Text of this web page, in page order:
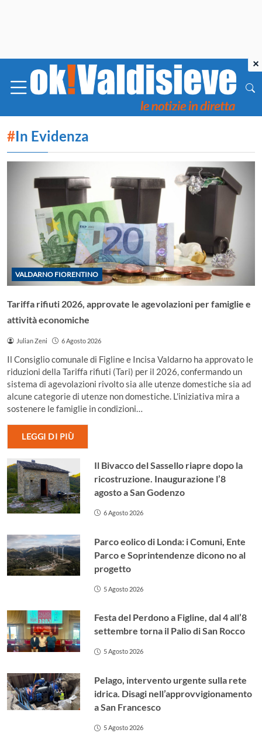
#In Evidenza
VALDARNO FIORENTINO
Tariffa rifiuti 2026, approvate le agevolazioni per famiglie e
attività economiche
Julian Zeni 6 Agosto 2026
Il Consiglio comunale di Figline e Incisa Valdarno ha approvato le
riduzioni della Tariffa rifiuti (Tari) per il 2026, confermando un
sistema di agevolazioni rivolto sia alle utenze domestiche sia ad
alcune categorie di utenze non domestiche. L'iniziativa mira a
sostenere le famiglie in condizioni…
LEGGI DI PIÙ
Il Bivacco del Sassello riapre dopo la
ricostruzione. Inaugurazione l’8
agosto a San Godenzo
6 Agosto 2026
Parco eolico di Londa: i Comuni, Ente
Parco e Soprintendenze dicono no al
progetto
5 Agosto 2026
Festa del Perdono a Figline, dal 4 all’8
settembre torna il Palio di San Rocco
5 Agosto 2026
Pelago, intervento urgente sulla rete
idrica. Disagi nell’approvvigionamento
a San Francesco
5 Agosto 2026
×